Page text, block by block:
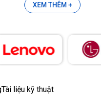
XEM THÊM +
Tài liệu kỹ thuật